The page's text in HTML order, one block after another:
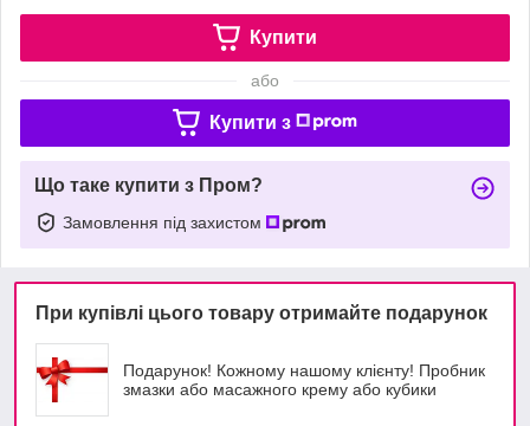
Купити
або
Купити з
Що таке купити з Пром?
Замовлення під захистом
При купівлі цього товару отримайте подарунок
Подарунок! Кожному нашому клієнту! Пробник
змазки або масажного крему або кубики